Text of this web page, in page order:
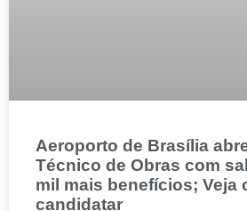
Aeroporto de Brasília
Técnico de Obras com
mil mais benefícios; Veja
candidatar